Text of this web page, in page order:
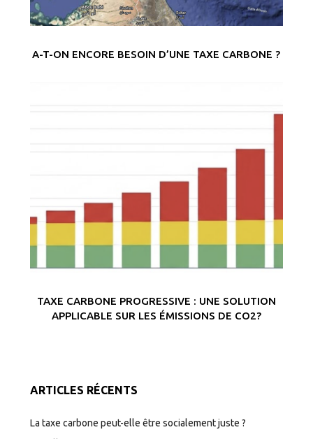
A-T-ON ENCORE BESOIN D’UNE TAXE CARBONE ?
TAXE CARBONE PROGRESSIVE : UNE SOLUTION
APPLICABLE SUR LES ÉMISSIONS DE CO2?
ARTICLES RÉCENTS
La taxe carbone peut-elle être socialement juste ?